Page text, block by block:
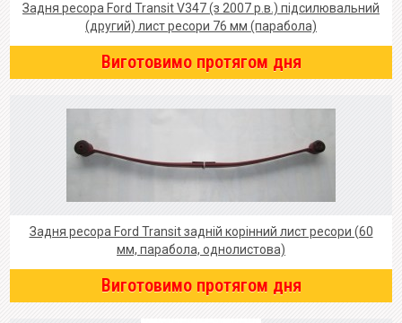
Задня ресора Ford Transit V347 (з 2007 р.в.) підсилювальний
(другий) лист ресори 76 мм (парабола)
Виготовимо протягом дня
Задня ресора Ford Transit задній корінний лист ресори (60
мм, парабола, однолистова)
Виготовимо протягом дня